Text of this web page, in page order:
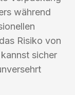
während
Risiko von
sicher